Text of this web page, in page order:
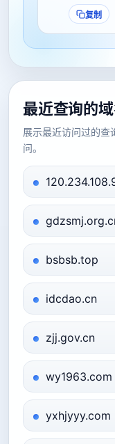
复制
最近查询的
展示最近访问过的查
问。
bsbsb.top
idcdao.cn
zjj.gov.cn
wy1963.com
yxhjyyy.com